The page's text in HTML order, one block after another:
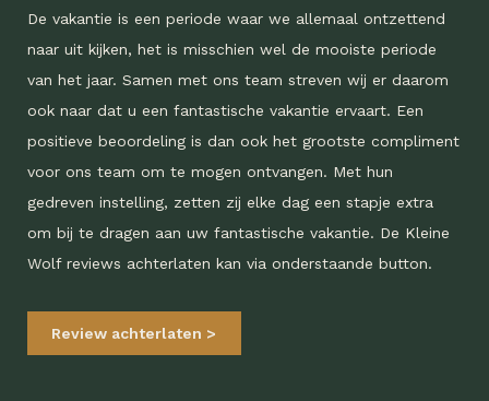
De vakantie is een periode waar we allemaal ontzettend
naar uit kijken, het is misschien wel de mooiste periode
van het jaar. Samen met ons team streven wij er daarom
ook naar dat u een fantastische vakantie ervaart. Een
positieve beoordeling is dan ook het grootste compliment
voor ons team om te mogen ontvangen. Met hun
gedreven instelling, zetten zij elke dag een stapje extra
om bij te dragen aan uw fantastische vakantie. De Kleine
Wolf reviews achterlaten kan via onderstaande button.
Review achterlaten